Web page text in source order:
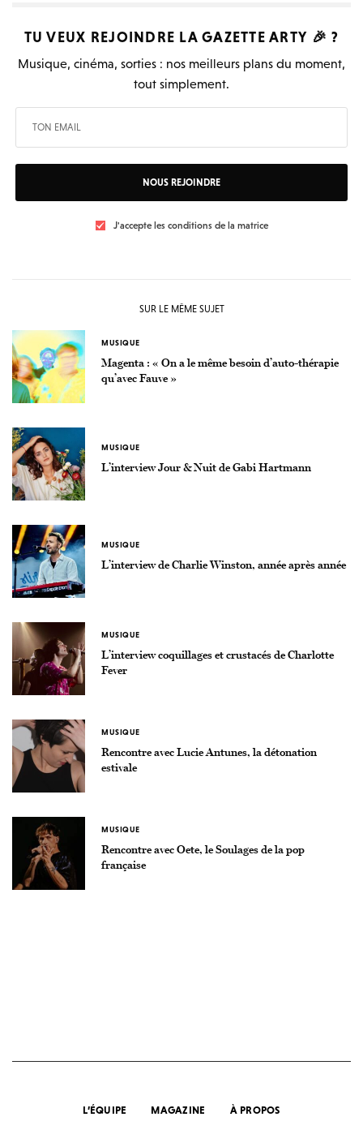
TU VEUX REJOINDRE LAGAZETTE ARTY 🎉 ?
Musique, cinéma, sorties : nos meilleurs plans du moment,
tout simplement.
NOUS REJOINDRE
J'accepte les conditions de la matrice
SUR LE MÊME SUJET
MUSIQUE
Magenta : « On a le même besoin d’auto-thérapie
qu’avec Fauve »
MUSIQUE
L’interview Jour & Nuit de Gabi Hartmann
MUSIQUE
L’interview de Charlie Winston, année après année
MUSIQUE
L’interview coquillages et crustacés de Charlotte
Fever
MUSIQUE
Rencontre avec Lucie Antunes, la détonation
estivale
MUSIQUE
Rencontre avec Oete, le Soulages de la pop
française
L’ÉQUIPE MAGAZINE À PROPOS